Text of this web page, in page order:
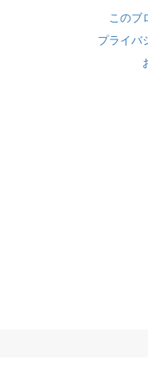
このブ
プライバ